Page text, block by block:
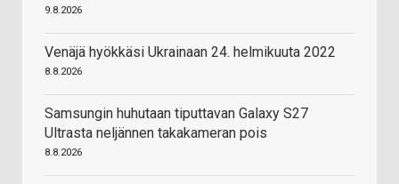
9.8.2026
Venäjä hyökkäsi Ukrainaan 24. helmikuuta 2022
8.8.2026
Samsungin huhutaan tiputtavan Galaxy S27
Ultrasta neljännen takakameran pois
8.8.2026